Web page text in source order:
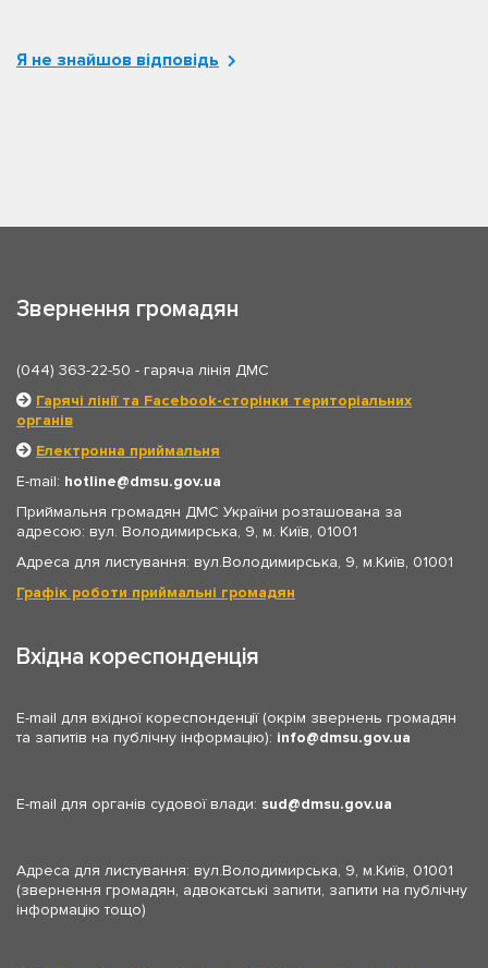
Я не знайшов відповідь
Звернення громадян
(044) 363-22-50 - гаряча лінія ДМС
Гарячі лінії та Facebook-сторінки територіальних
органів
Електронна приймальня
E-mail: hotline
dmsu.gov.ua
Приймальня громадян ДМС України розташована за
адресою: вул. Володимирська, 9, м. Київ, 01001
Адреса для листування: вул.Володимирська, 9, м.Київ, 01001
Графік роботи приймальні громадян
Вхідна кореспонденція
E-mail для вхідної кореспонденції (окрім звернень громадян
та запитів на публічну інформацію): info dmsu.gov.ua
E-mail для органів судової влади: sud dmsu.gov.ua
Адреса для листування: вул.Володимирська, 9, м.Київ, 01001
(звернення громадян, адвокатські запити, запити на публічну
інформацію тощо)